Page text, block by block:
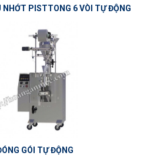
NHỚT PISTTONG 6 VÒI TỰ ĐỘNG
GÓI TỰ ĐỘNG